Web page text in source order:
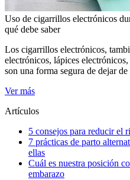
Uso de cigarrillos electrónicos
qué debe saber
Los cigarrillos electrónicos,
electrónicos, lápices
son una forma segura de dejar
Ver más
Artículos
5 consejos para reducir el
7 prácticas de parto
ellas
Cuál es nuestra posición
embarazo